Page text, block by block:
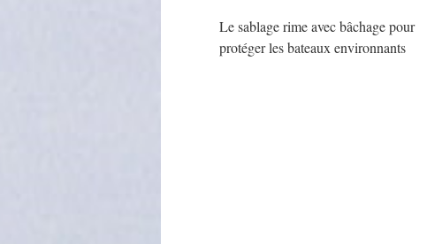
Le sablage rime avec bâchage pour
protéger les bateaux environnants